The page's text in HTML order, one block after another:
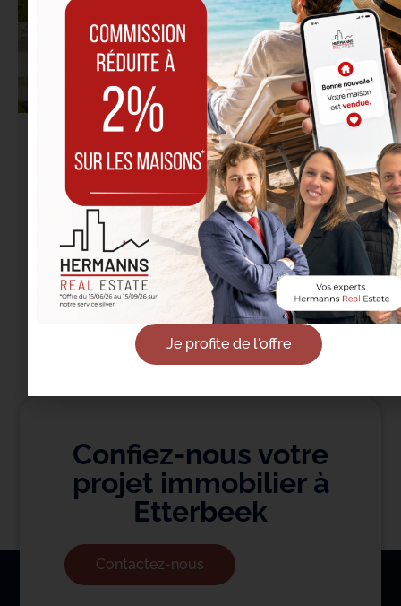
02/06/2026
Certificat PEB : pourquoi vos rénovations
doivent être faites maintenant ?
Lire la suite
Confiez-nous votre
projet immobilier à
Etterbeek
Contactez-nous
Je profite de l'offre